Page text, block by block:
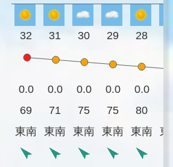
32 31 30 29 28
0.0 0.0 0.0 0.0 0.0
69
71 75 75 80
東南
東南 東南 東南 東南 東